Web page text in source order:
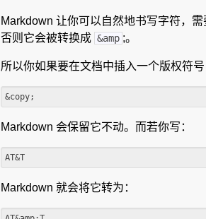
Markdown 让你可以自然地书写字符，
否则它会被转换成 &amp ;。
所以你如果要在文档中插入一个版权符号
Markdown 会保留它不动。而若你写：
Markdown 就会将它转为：